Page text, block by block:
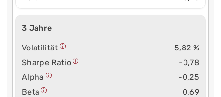
3 Jahre
Volatilität
5,82 %
Sharpe Ratio
-0,78
Alpha
-0,25
Beta
0,69